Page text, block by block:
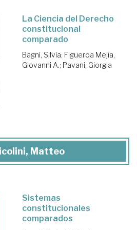
La Ciencia del Derecho
constitucional
comparado
Bagni, Silvia; Figueroa Mejía,
Giovanni A.; Pavani, Giorgia
Matteo
Sistemas
constitucionales
comparados